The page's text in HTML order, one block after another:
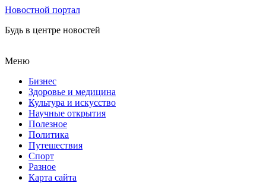
Новостной портал
Будь в центре новостей
Меню
Бизнес
Здоровье и медицина
Культура и искусство
Научные открытия
Полезное
Политика
Путешествия
Спорт
Разное
Карта сайта